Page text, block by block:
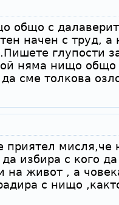
общо с
начен с труд, а
глупости
няма нищо общо
сме толкова
приятел мисля,че
избира с кого
на живот , а
с нищо